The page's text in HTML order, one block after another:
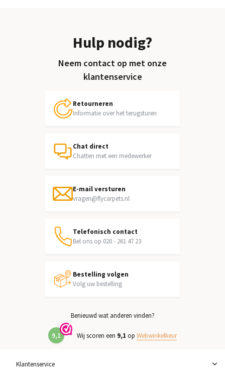
Hulp nodig?
Neem contact op met onze
klantenservice
Retourneren
Informatie over het terugsturen
Chat direct
Chatten met een medewerker
E-mail versturen
vragen@flycarpets.nl
Telefonisch contact
Bel ons op 020 - 261 47 23
Bestelling volgen
Volg uw bestelling
Benieuwd wat anderen vinden?
9,1 Wij scoren een 9,1 op Webwinkelkeur
Klantenservice